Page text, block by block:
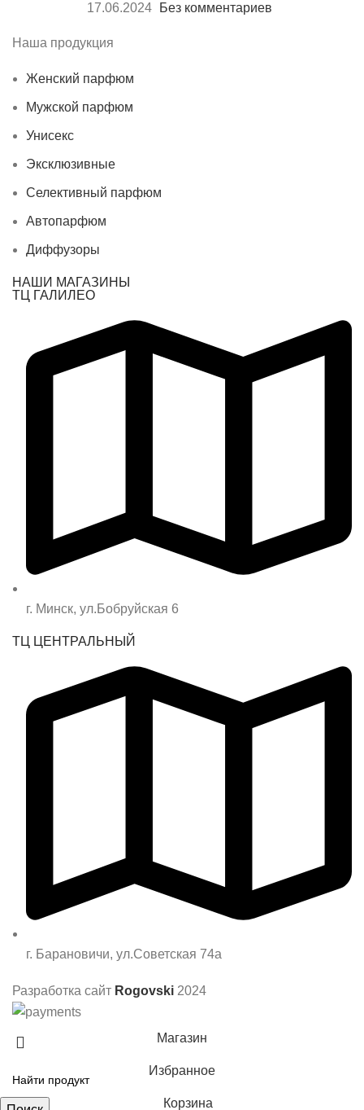
17.06.2024
Без комментариев
Наша продукция
Женский парфюм
Мужской парфюм
Унисекс
Эксклюзивные
Селективный парфюм
Автопарфюм
Диффузоры
НАШИ МАГАЗИНЫ
ТЦ ГАЛИЛЕО
г. Минск, ул.Бобруйская 6
ТЦ ЦЕНТРАЛЬНЫЙ
г. Барановичи, ул.Советская 74а
Разработка сайт Rogovski 2024
Магазин
Избранное
Корзина